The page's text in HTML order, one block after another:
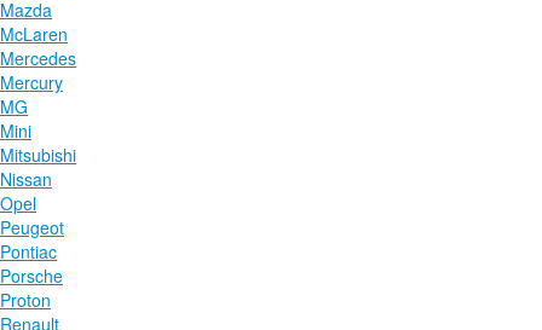
Mazda
McLaren
Mercedes
Mercury
MG
Mini
Mitsubishi
Nissan
Opel
Peugeot
Pontiac
Porsche
Proton
Renault